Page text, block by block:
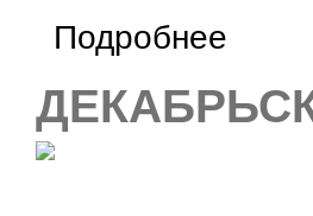
Подробнее